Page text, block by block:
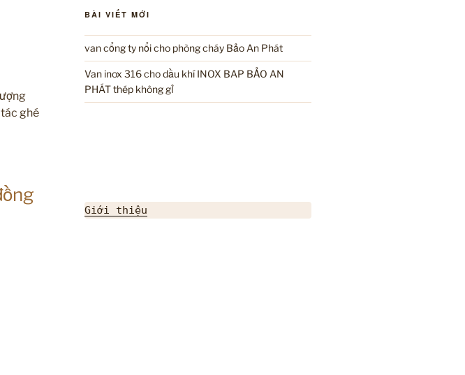
ghé
BÀI VIẾT MỚI
van cổng ty nổi cho phòng cháy Bảo An Phát
Van inox 316 cho dầu khí INOX BAP BẢO AN
PHÁT thép không gỉ
Giới thiệu